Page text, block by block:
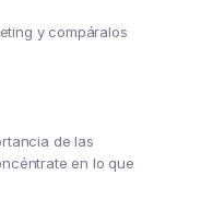
y compáralos
de las
en lo que